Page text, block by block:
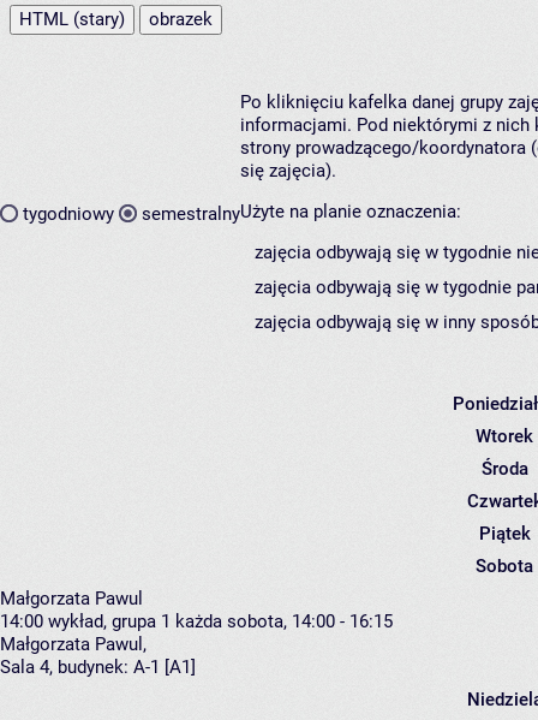
HTML (stary)
obrazek
tygodniowy semestralny
Po kliknięciu kafelka danej grupy
informacjami. Pod niektórymi z nich
strony prowadzącego/koordynatora
się zajęcia).
Użyte na planie oznaczenia:
zajęcia odbywają się w tygodnie
zajęcia odbywają się w tygodnie
zajęcia odbywają się w inny
Wtorek
Środa
Piątek
Sobota
Małgorzata Pawul
14:00 wykład, grupa 1 każda sobota, 14:00 - 16:15
Małgorzata Pawul ,
Sala 4, budynek: A-1 [A1]